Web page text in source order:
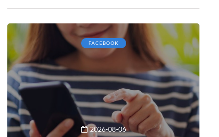
FACEBOOK
2026-08-06